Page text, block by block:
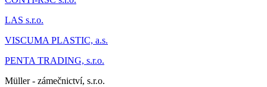
LAS s.r.o.
VISCUMA PLASTIC, a.s.
PENTA TRADING, s.r.o.
Müller - zámečnictví, s.r.o.